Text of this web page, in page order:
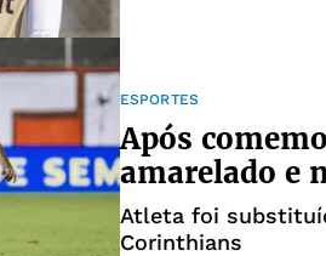
ESPORTES
Após
amarelado e
Atleta foi
Corinthians